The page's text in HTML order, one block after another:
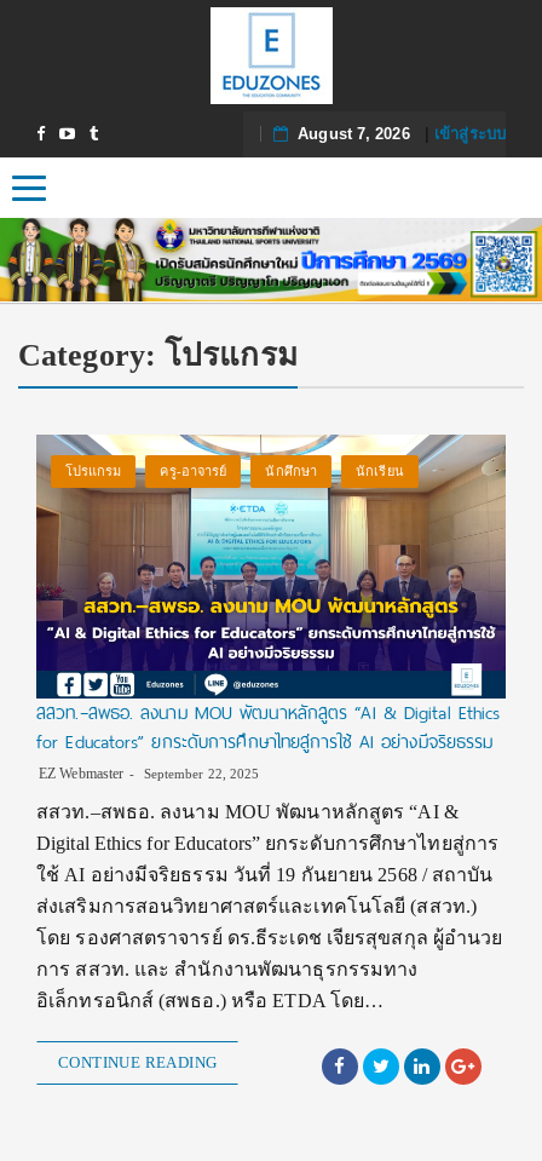
August 7, 2026| เข้าสู่ระบบ
Toggle navigation
Category: โปรแกรม
โปรแกรม ครู-อาจารย์ นักศึกษา นักเรียน
สสวท.–สพธอ. ลงนาม MOU พัฒนาหลักสูตร “AI & Digital Ethics
for Educators” ยกระดับการศึกษาไทยสู่การใช้ AI อย่างมีจริยธรรม
EZ Webmaster September 22, 2025
สสวท.–สพธอ. ลงนาม MOU พัฒนาหลักสูตร “AI &
Digital Ethics for Educators” ยกระดับการศึกษาไทยสู่การ
ใช้ AI อย่างมีจริยธรรม วันที่ 19 กันยายน 2568 / สถาบัน
ส่งเสริมการสอนวิทยาศาสตร์และเทคโนโลยี (สสวท.)
โดย รองศาสตราจารย์ ดร.ธีระเดช เจียรสุขสกุล ผู้อำนวย
การ สสวท. และ สำนักงานพัฒนาธุรกรรมทาง
อิเล็กทรอนิกส์ (สพธอ.) หรือ ETDA โดย…
CONTINUE READING